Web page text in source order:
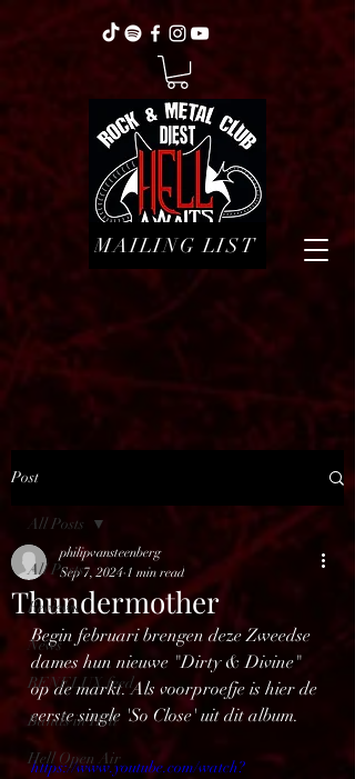
MAILING LIST
Post
All Posts
Reviews
News
BENELUX feed
Bands in Hell
Hell Open Air
All Posts
Thundermother
philipvansteenberg
Sep 7, 2024 1 min read
Begin februari brengen deze Zweedse
dames hun nieuwe "Dirty & Divine"
op de markt. Als voorproefje is hier de
eerste single 'So Close' uit dit album.
https://www.youtube.com/watch?